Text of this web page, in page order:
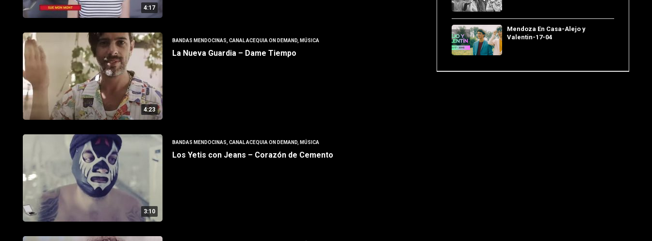
4:17
4:23
BANDAS MENDOCINAS CANAL ACEQUIA ON DEMAND MÚSICA
La Nueva Guardia – Dame Tiempo
3:10
BANDAS MENDOCINAS CANAL ACEQUIA ON DEMAND MÚSICA
Los Yetis con Jeans – Corazón de Cemento
Mendoza En Casa-Alejo y
Valentin-17-04